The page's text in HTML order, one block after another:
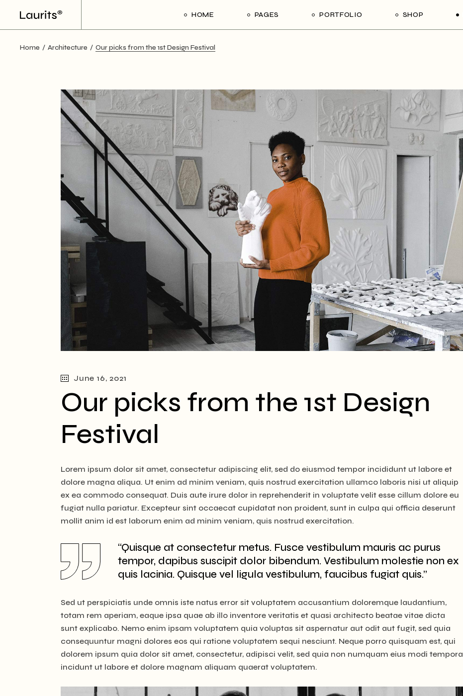
content
HOME PAGES
Contact Us
PORTFOLIO SHOP
Home Architecture Our picks from the 1st Design Festival
June 16, 2021
Our picks from the 1st Design
Festival
Lorem ipsum dolor sit amet, consectetur adipiscing elit, sed do eiusmod tempor incididunt ut labore et
dolore magna aliqua. Ut enim ad minim veniam, quis nostrud exercitation ullamco laboris nisi ut aliquip
ex ea commodo consequat. Duis aute irure dolor in reprehenderit in voluptate velit esse cillum dolore eu
fugiat nulla pariatur. Excepteur sint occaecat cupidatat non proident, sunt in culpa qui officia deserunt
mollit anim id est laborum enim ad minim veniam, quis nostrud exercitation.
“Quisque at consectetur metus. Fusce vestibulum mauris ac purus
tempor, dapibus suscipit dolor bibendum. Vestibulum molestie non ex
quis lacinia. Quisque vel ligula vestibulum, faucibus fugiat quis.”
Sed ut perspiciatis unde omnis iste natus error sit voluptatem accusantium doloremque laudantium,
totam rem aperiam, eaque ipsa quae ab illo inventore veritatis et quasi architecto beatae vitae dicta
sunt explicabo. Nemo enim ipsam voluptatem quia voluptas sit aspernatur aut odit aut fugit, sed quia
consequuntur magni dolores eos qui ratione voluptatem sequi nesciunt. Neque porro quisquam est, qui
dolorem ipsum quia dolor sit amet, consectetur, adipisci velit, sed quia non numquam eius modi tempora
incidunt ut labore et dolore magnam aliquam quaerat voluptatem.